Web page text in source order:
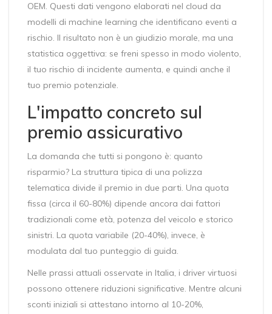
OEM. Questi dati vengono elaborati nel cloud da
modelli di machine learning che identificano eventi a
rischio. Il risultato non è un giudizio morale, ma una
statistica oggettiva: se freni spesso in modo violento,
il tuo rischio di incidente aumenta, e quindi anche il
tuo premio potenziale.
L'impatto concreto sul
premio assicurativo
La domanda che tutti si pongono è: quanto
risparmio? La struttura tipica di una polizza
telematica divide il premio in due parti. Una quota
fissa (circa il 60-80%) dipende ancora dai fattori
tradizionali come età, potenza del veicolo e storico
sinistri. La quota variabile (20-40%), invece, è
modulata dal tuo punteggio di guida.
Nelle prassi attuali osservate in Italia, i driver virtuosi
possono ottenere riduzioni significative. Mentre alcuni
sconti iniziali si attestano intorno al 10-20%,